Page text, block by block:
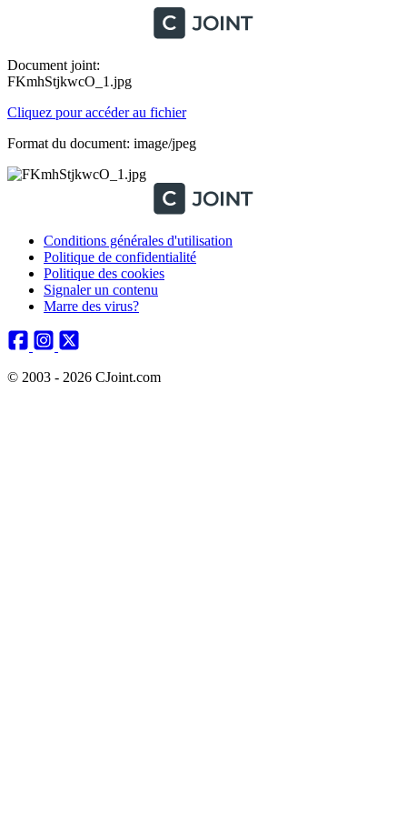
Document joint:
FKmhStjkwcO_1.jpg
Cliquez pour accéder au fichier
Format du document: image/jpeg
Conditions générales d'utilisation
Politique de confidentialité
Politique des cookies
Signaler un contenu
Marre des virus?
© 2003 - 2026 CJoint.com